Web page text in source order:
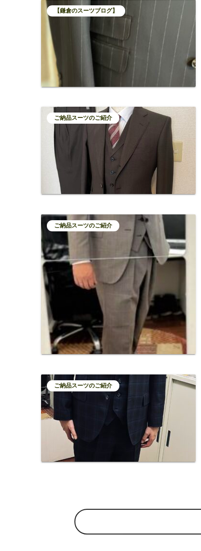
【鎌倉のスーツブログ】
ご納品スーツのご紹介
ご納品スーツのご紹介
ご納品スーツのご紹介